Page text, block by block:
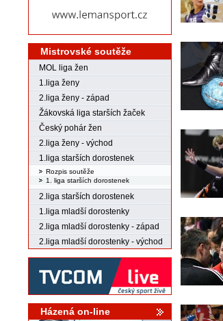
Mistrovské soutěže
MOL liga žen
1.liga ženy
2.liga ženy - západ
Žákovská liga starších žaček
Český pohár žen
2.liga ženy - východ
1.liga starších dorostenek
Rozpis soutěže
1. liga starších dorostenek
2.liga starších dorostenek
1.liga mladší dorostenky
2.liga mladší dorostenky - západ
2.liga mladší dorostenky - východ
Házená on-line